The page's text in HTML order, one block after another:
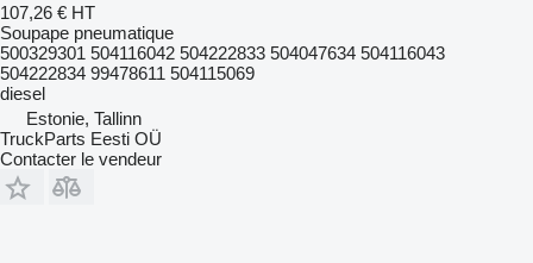
107,26 € HT
Soupape pneumatique
500329301 504116042 504222833 504047634 504116043
504222834 99478611 504115069
diesel
Estonie, Tallinn
TruckParts Eesti OÜ
Contacter le vendeur